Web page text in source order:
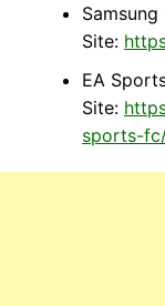
Samsung
Site:
EA
Site:
sports-